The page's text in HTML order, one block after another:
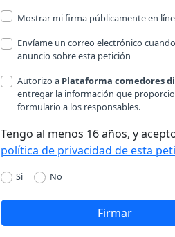
Mostrar mi firma públicamente en
Envíame un correo electrónico
anuncio sobre esta petición
Autorizo a Plataforma comedores
entregar la información que
formulario a los responsables.
Tengo al menos 16 años, y
política de privacidad de esta
Si No
Firmar